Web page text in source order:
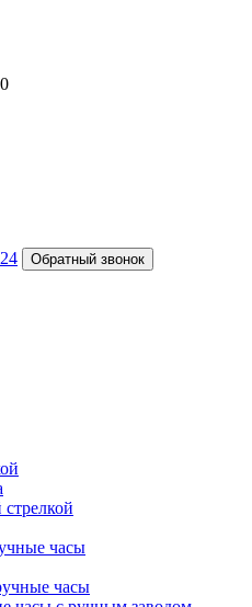
Обратный звонок
часы
часы